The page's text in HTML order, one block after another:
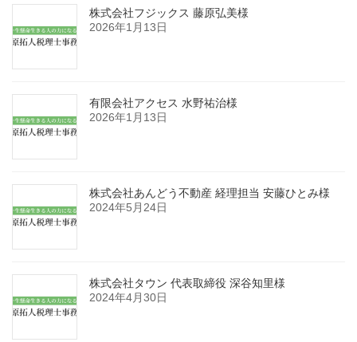
株式会社フジックス 藤原弘美様
2026年1月13日
有限会社アクセス 水野祐治様
2026年1月13日
株式会社あんどう不動産 経理担当 安藤ひとみ様
2024年5月24日
株式会社タウン 代表取締役 深谷知里様
2024年4月30日